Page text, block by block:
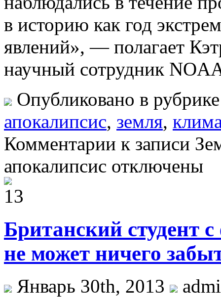
в историю как год
явлений», — полагает
научный сотрудник
Опубликовано в
апокалипсис, земля,
Комментарии к записи
апокалипсис отключены
Британский студент
не может ничего
Январь 30th, 2013